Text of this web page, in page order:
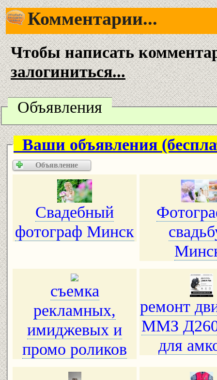
Комментарии...
Чтобы написать
залогиниться...
Объявления
Ваши объявления
Объявление
Свадебный
фотограф Минск
съемка
рекламных,
имиджевых и
промо роликов
ремонт
ММЗ
для